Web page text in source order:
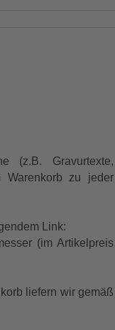
(z.B. Gravurtexte,
Warenkorb zu jeder
Link:
(im Artikelpreis
liefern wir gemäß